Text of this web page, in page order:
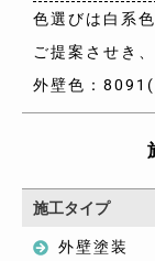
色選びは白系
ご提案させき
外壁色：
施工タイプ
外壁塗装